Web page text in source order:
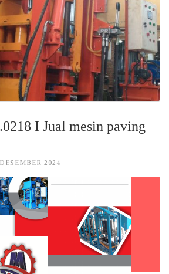
I Jual mesin paving
2024